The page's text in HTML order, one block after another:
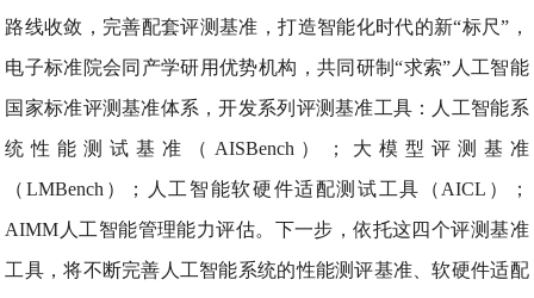
路线收敛，完善配套评测基准，打造智能化时代的新“标尺”，
电子标准院会同产学研用优势机构，共同研制“求索”人工智能
国家标准评测基准体系，开发系列评测基准工具：人工智能系
统性能测试基准（AISBench）；大模型评测基准
（LMBench）；人工智能软硬件适配测试工具（AICL）；
AIMM人工智能管理能力评估。下一步，依托这四个评测基准
工具，将不断完善人工智能系统的性能测评基准、软硬件适配